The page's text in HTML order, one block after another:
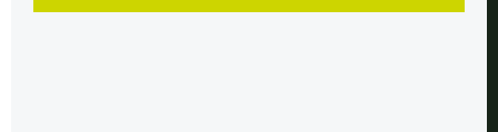
membres